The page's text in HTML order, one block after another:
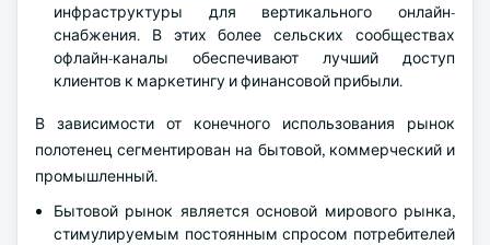
инфраструктуры для вертикального онлайн-
снабжения. В этих более сельских сообществах
офлайн-каналы обеспечивают лучший доступ
клиентов к маркетингу и финансовой прибыли.
В зависимости от конечного использования рынок
полотенец сегментирован на бытовой, коммерческий и
промышленный.
Бытовой рынок является основой мирового рынка,
стимулируемым постоянным спросом потребителей